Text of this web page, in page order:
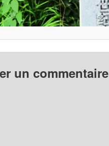
un commentaire